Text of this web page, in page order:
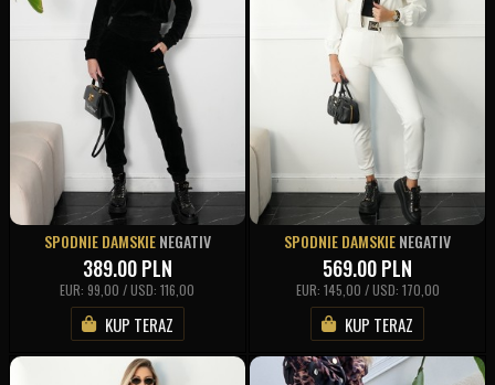
SPODNIE DAMSKIENEGATIV
389.00PLN
EUR: 99,00 / USD: 116,00
KUP TERAZ
SPODNIE DAMSKIENEGATIV
569.00PLN
EUR: 145,00 / USD: 170,00
KUP TERAZ